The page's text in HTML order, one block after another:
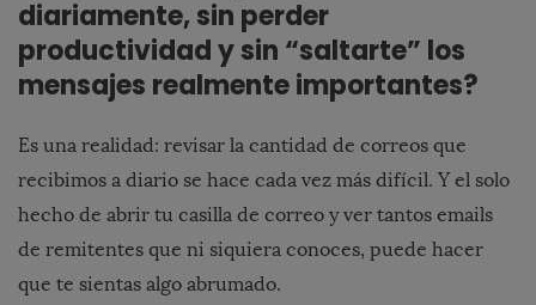
diariamente, sin perder
productividad y sin “saltarte” los
mensajes realmente importantes?
Es una realidad: revisar la cantidad de correos que
recibimos a diario se hace cada vez más difícil. Yel solo
hecho de abrir tu casilla de correo y ver tantos emails
de remitentes que ni siquiera conoces, puede hacer
que te sientas algo abrumado.